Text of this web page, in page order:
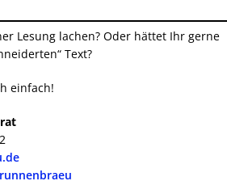
Lesung lachen? Oder hättet Ihr gerne
Text?
einfach!